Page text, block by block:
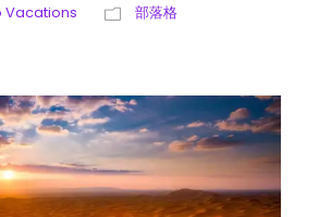
Vacations 部落格